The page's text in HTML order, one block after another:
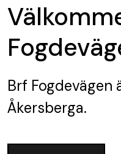
Brf Fogdevägen
Åkersberga.